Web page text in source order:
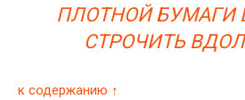
ПЛОТНОЙ БУМАГИ
СТРОЧИТЬ
к содержанию ↑